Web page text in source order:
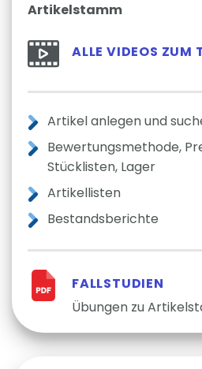
Artikelstamm
ALLE VIDEOS ZUM
Artikel anlegen und
Bewertungsmethode,
Stücklisten, Lager
Artikellisten
Bestandsberichte
FALLSTUDIEN
Übungen zu